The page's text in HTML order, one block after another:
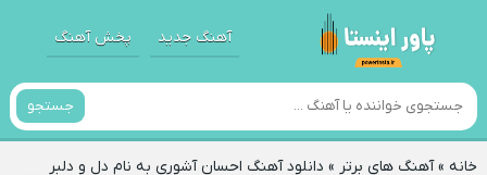
آهنگ جدید پخش آهنگ
جستجو
خانه»آهنگ های برتر » دانلود آهنگ احسان آشوری به نام دل و دلبر